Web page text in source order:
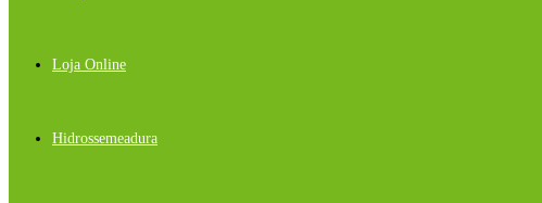
Loja Online
Hidrossemeadura